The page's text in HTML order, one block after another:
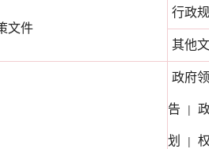
文件
行政
其他
政府
告 |
划 |